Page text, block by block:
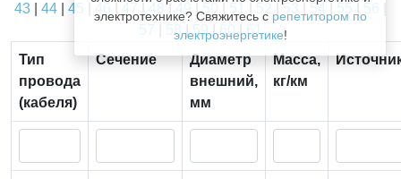
электротехнике? Свяжитесь с репетитором по
электроэнергетике!
43
44 45 | 49 |50 |53 54
58|59|60|61
Тип
провода
(кабеля)
Сечение
Диаметр
внешний,
мм
Масса,
кг/км